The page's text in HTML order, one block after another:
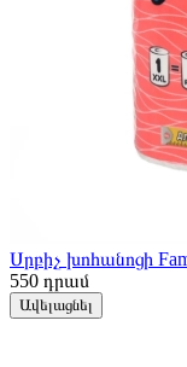
Սրբիչ խոհանոցի
550 դրամ
Ավելացնել